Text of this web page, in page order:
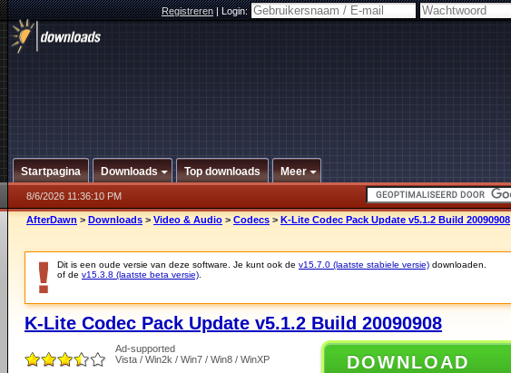
Registreren|Login:
Startpagina Downloads Top downloads Meer
8/6/2026 11:36:10 PM
AfterDawn > Downloads > Video & Audio > Codecs > K-Lite Codec Pack Update v5.1.2 Build 20090908
Dit is een oude versie van deze software. Je kunt ook de v15.7.0 (laatste stabiele versie) downloaden.
of de v15.3.8 (laatste beta versie)
K-Lite Codec Pack Update v5.1.2 Build 20090908
Ad-supported
Vista / Win2k / Win7 / Win8 / WinXP
DOWNLOAD